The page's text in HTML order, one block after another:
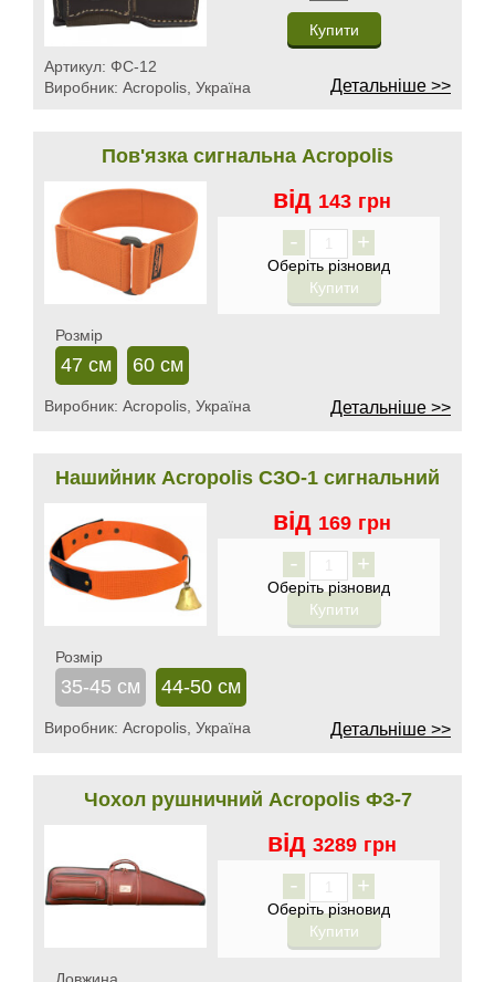
Артикул: ФС-12
Виробник: Acropolis, Україна Детальніше >>
Пов'язка сигнальна Acropolis
від 143 грн
- +
Розмір
47 см 60 см
Виробник: Acropolis, Україна Детальніше >>
Нашийник Acropolis СЗО-1 сигнальний
від 169 грн
- +
Розмір
35-45 см 44-50 см
Виробник: Acropolis, Україна Детальніше >>
Чохол рушничний Acropolis ФЗ-7
від 3289 грн
- +